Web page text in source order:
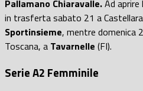
Pallamano Chiaravalle.Ad
in trasferta sabato 21 a
Sportinsieme, mentre domenica
Toscana, a Tavarnelle (FI).
Serie A2 Femminile